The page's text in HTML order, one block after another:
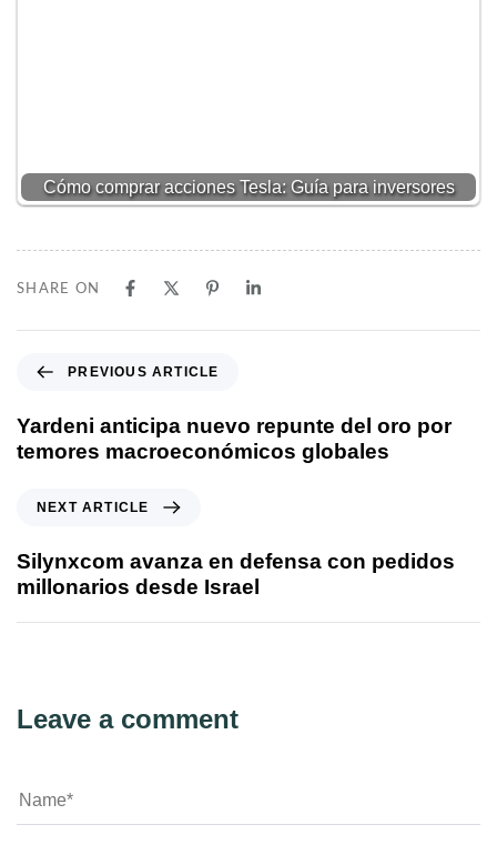
Cómo comprar acciones Tesla: Guía para inversores
SHARE ON
Previous Article
PREVIOUS ARTICLE
Yardeni anticipa nuevo repunte del oro por
temores macroeconómicos globales
Next Article
NEXT ARTICLE
Silynxcom avanza en defensa con pedidos
millonarios desde Israel
Leave a comment